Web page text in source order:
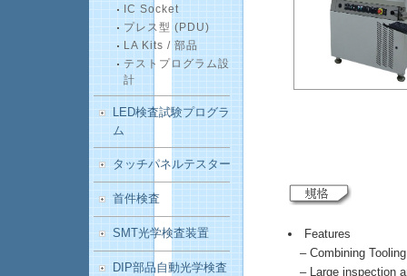
IC Socket
プレス型 (PDU)
LA Kits / 部品
テストプログラム設
計
LED検査試験プログラ
ム
タッチパネルテスター
首件検査
SMT光学検査装置
DIP部品自動光学検査
Features
– Combining
– Large inspection